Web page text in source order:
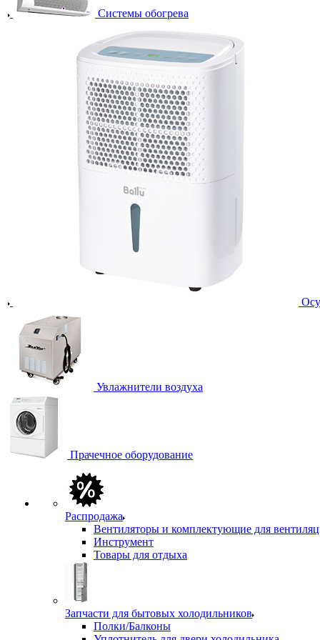
Системы обогрева
Увлажнители воздуха
Прачечное оборудование
Распродажа
Вентиляторы и комплектующие для
Инструмент
Товары для отдыха
Запчасти для бытовых холодильников
Полки/Балконы